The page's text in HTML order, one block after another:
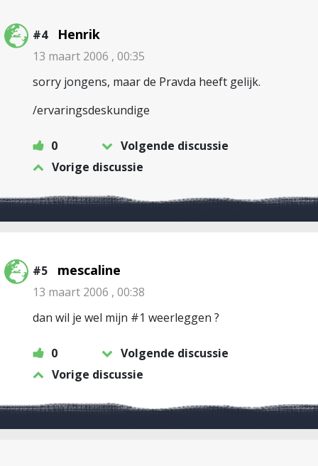
#4 Henrik
13 maart 2006 , 00:35
sorry jongens, maar de Pravda heeft gelijk.
/ervaringsdeskundige
0
Volgende discussie
Vorige discussie
#5 mescaline
13 maart 2006 , 00:38
dan wil je wel mijn #1 weerleggen ?
0
Volgende discussie
Vorige discussie